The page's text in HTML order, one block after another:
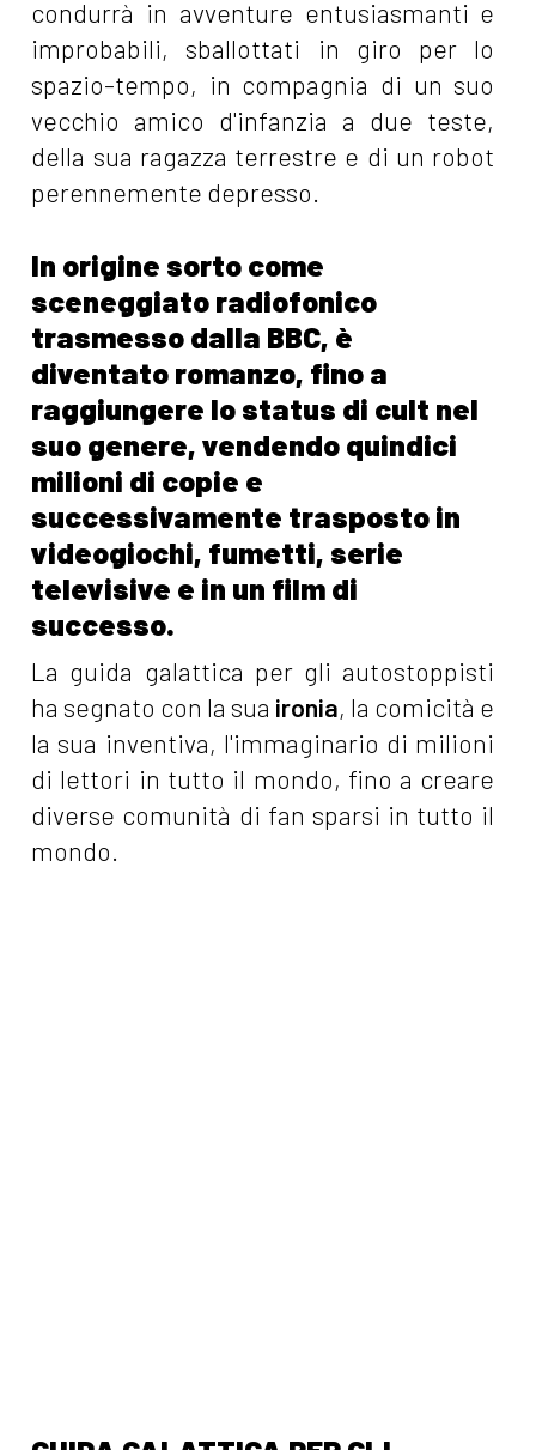
condurrà in avventure entusiasmanti e
improbabili, sballottati in giro per lo
spazio-tempo, in compagnia di un suo
vecchio amico d'infanzia a due teste,
della sua ragazza terrestre e di un robot
perennemente depresso.
In origine sorto come
sceneggiato radiofonico
trasmesso dalla BBC, è
diventato romanzo, fino a
raggiungere lo status di cult nel
suo genere, vendendo quindici
milioni di copie e
successivamente trasposto in
videogiochi, fumetti, serie
televisive e in un film di
successo.
La guida galattica per gli autostoppisti
ha segnato con la sua ironia, la comicità e
la sua inventiva, l'immaginario di milioni
di lettori in tutto il mondo, fino a creare
diverse comunità di fan sparsi in tutto il
mondo.